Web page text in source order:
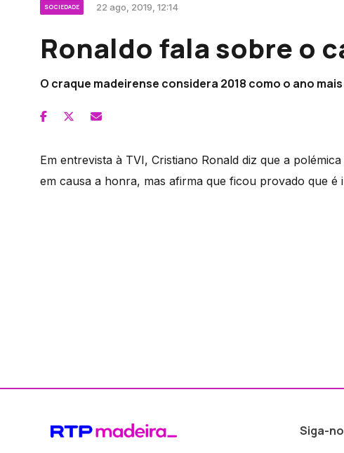
SOCIEDADE 22 ago, 2019, 12:14
Ronaldo fala sobre o
O craque madeirense considera 2018 como o ano
Em entrevista à TVI, Cristiano Ronald diz que a
em causa a honra, mas afirma que ficou provado que é
Siga-